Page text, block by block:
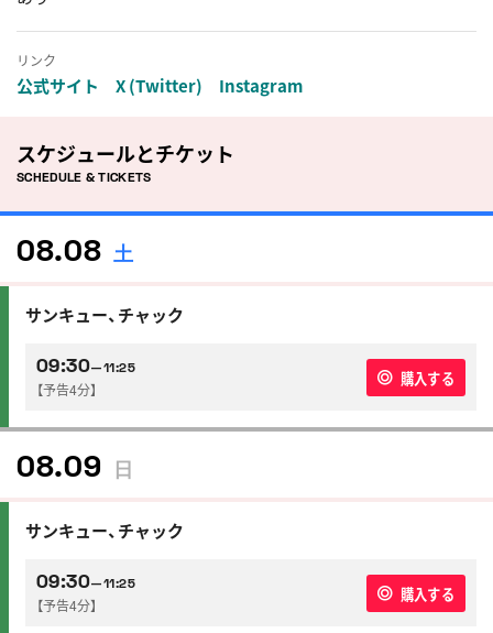
リンク
公式サイト X (Twitter) Instagram
スケジュールとチケット
SCHEDULE & TICKETS
08.08 土
サンキュー、チャック
09:30—11:25
【予告4分】
購入する
08.09 日
サンキュー、チャック
09:30—11:25
【予告4分】
購入する